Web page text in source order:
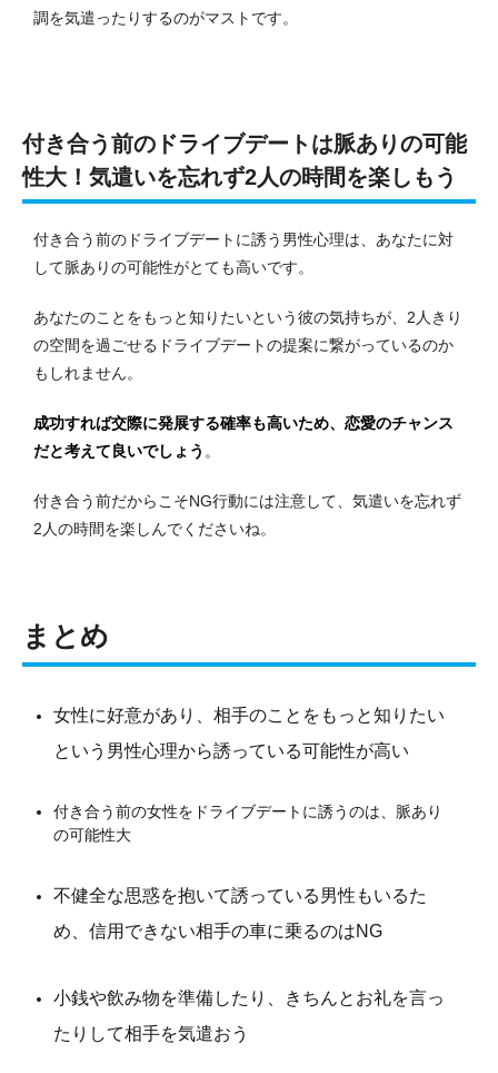
調を気遣ったりするのがマストです。
付き合う前のドライブデートは脈ありの可能
性大！気遣いを忘れず2人の時間を楽しもう
付き合う前のドライブデートに誘う男性心理は、あなたに対
して脈ありの可能性がとても高いです。
あなたのことをもっと知りたいという彼の気持ちが、2人きり
の空間を過ごせるドライブデートの提案に繋がっているのか
もしれません。
成功すれば交際に発展する確率も高いため、恋愛のチャンス
だと考えて良いでしょう 。
付き合う前だからこそNG行動には注意して、気遣いを忘れず
2人の時間を楽しんでくださいね。
まとめ
女性に好意があり、相手のことをもっと知りたい
という男性心理から誘っている可能性が高い
付き合う前の女性をドライブデートに誘うのは、脈あり
の可能性大
不健全な思惑を抱いて誘っている男性もいるた
め、信用できない相手の車に乗るのはNG
小銭や飲み物を準備したり、きちんとお礼を言っ
たりして相手を気遣おう